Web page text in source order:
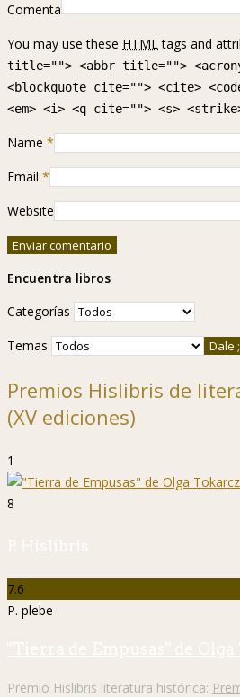
Comenta
You may use these HTMLtags and
title=""> <abbr title="">
<blockquote cite=""> <cite>
<em> <i> <q cite=""> <s>
Name *
Email *
Website
Encuentra libros
Categorías
Temas
Premios Hislibris de
(XV ediciones)
1
8
P. Hislibris
7.6
P. plebe
"Tierra de Empusas" de
Premio Hislibris literatura histórica: